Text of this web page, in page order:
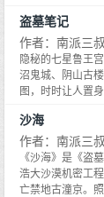
着传说中中国最
似乎只是把这个
会是一个什么样
吗？手上一道道
个惊天的计划从
盗墓笔记
作者：南派三叔
隐秘的七星鲁王
沼鬼城、阴山古
图，时时让人置
沙海
作者：南派三叔
《沙海》是《盗
浩大沙漠机密工
亡禁地古潼京。